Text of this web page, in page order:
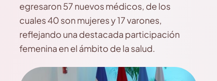
egresaron 57 nuevos médicos, de los
cuales 40 son mujeres y 17 varones,
reflejando una destacada participación
femenina en el ámbito de la salud.